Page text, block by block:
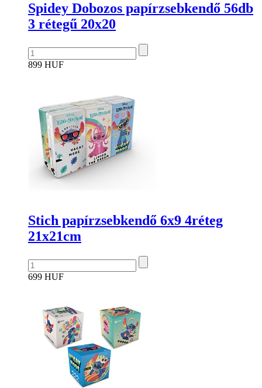
Spidey Dobozos papírzsebkendő 56db
3 rétegű 20x20
899 HUF
Stich papírzsebkendő 6x9 4réteg
21x21cm
699 HUF